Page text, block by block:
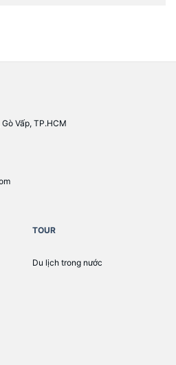
Vấp, TP.HCM
TOUR
Du lịch trong nước